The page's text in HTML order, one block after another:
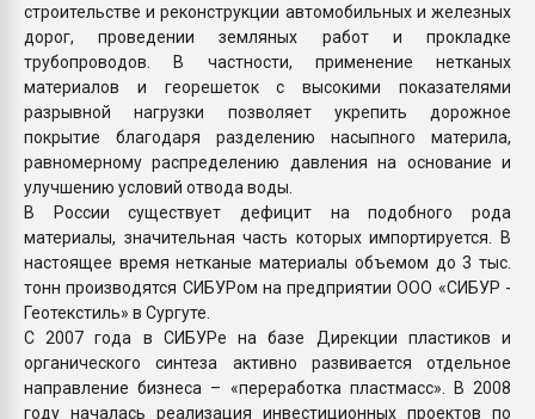
строительстве и реконструкции автомобильных и железных
дорог, проведении земляных работ и прокладке
трубопроводов. В частности, применение нетканых
материалов и георешеток с высокими показателями
разрывной нагрузки позволяет укрепить дорожное
покрытие благодаря разделению насыпного материла,
равномерному распределению давления на основание и
улучшению условий отвода воды.
В России существует дефицит на подобного рода
материалы, значительная часть которых импортируется. В
настоящее время нетканые материалы объемом до 3 тыс.
тонн производятся СИБУРом на предприятии ООО «СИБУР -
Геотекстиль» в Сургуте.
С 2007 года в СИБУРе на базе Дирекции пластиков и
органического синтеза активно развивается отдельное
направление бизнеса – «переработка пластмасс». В 2008
году началась реализация инвестиционных проектов по